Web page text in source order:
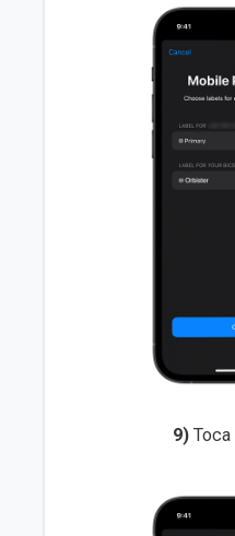
9) Toca